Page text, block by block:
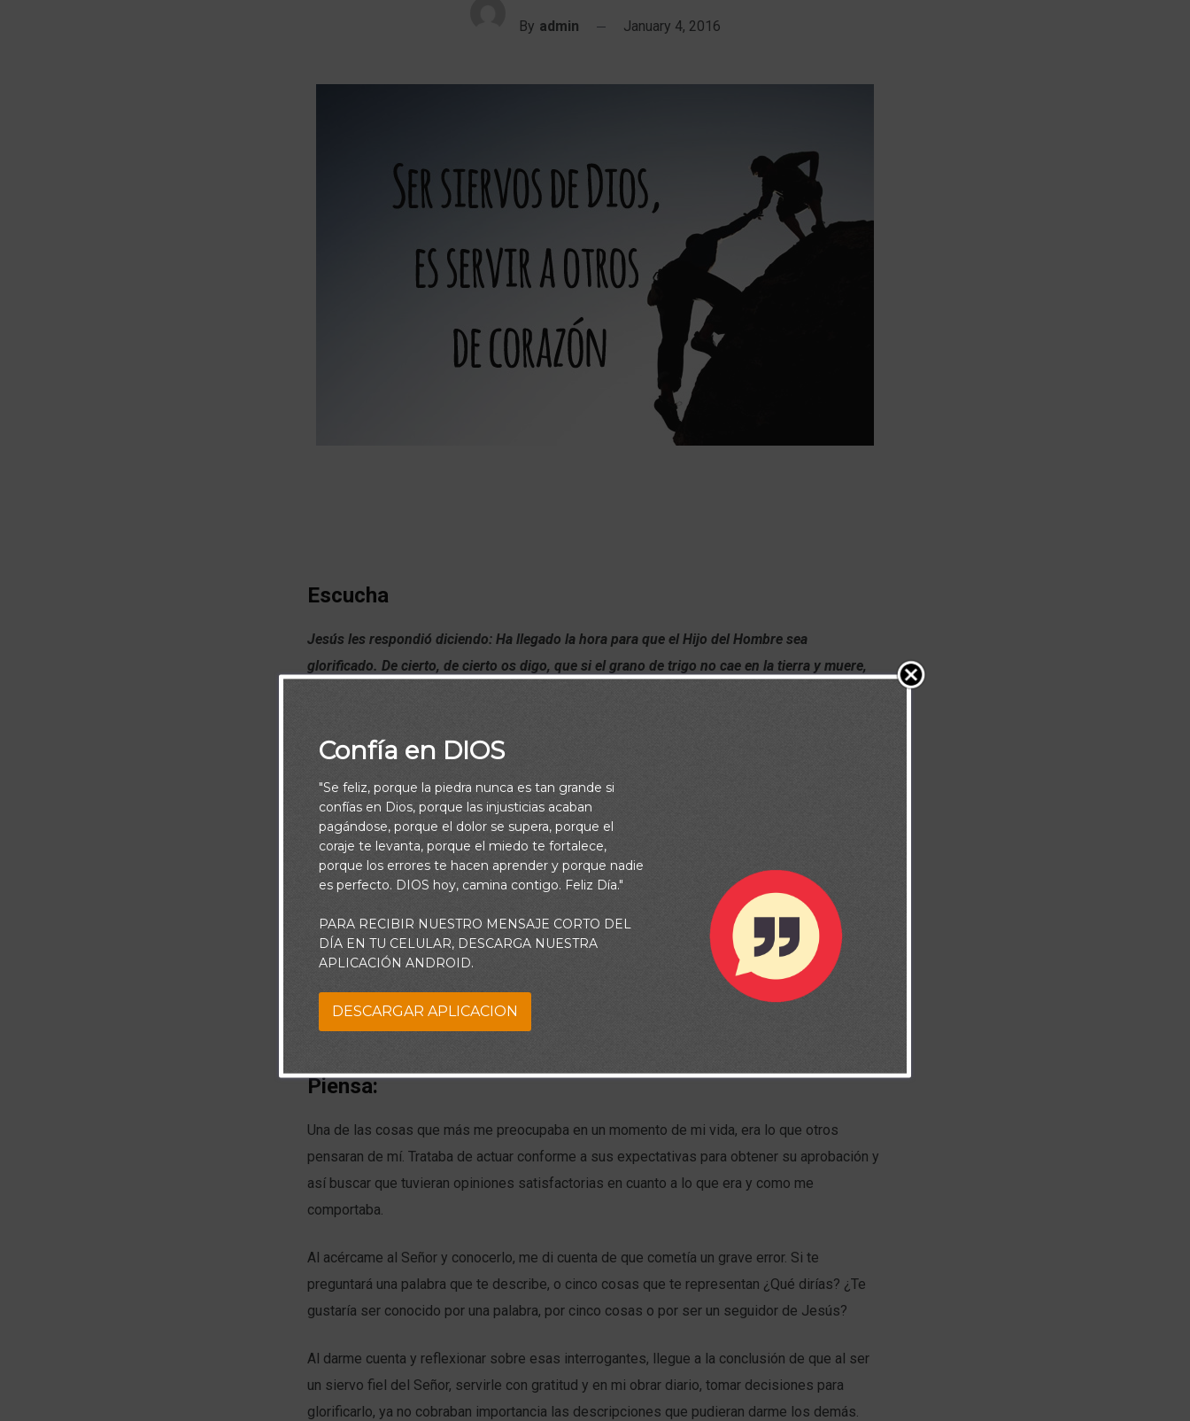
By admin January 4, 2016
Escucha
Jesús les respondió diciendo: Ha llegado la hora para que el Hijo del Hombre sea
glorificado. De cierto, de cierto os digo, que si el grano de trigo no cae en la tierra y muere,
donde yo estuviere, allí también estará mi servidor. Si alguno me sirviere, mi Padre le
Piensa:
Una de las cosas que más me preocupaba en un momento de mi vida, era lo que otros
pensaran de mí. Trataba de actuar conforme a sus expectativas para obtener su aprobación y
así buscar que tuvieran opiniones satisfactorias en cuanto a lo que era y como me
comportaba.
Al acércame al Señor y conocerlo, me di cuenta de que cometía un grave error. Si te
preguntará una palabra que te describe, o cinco cosas que te representan ¿Qué dirías? ¿Te
gustaría ser conocido por una palabra, por cinco cosas o por ser un seguidor de Jesús?
Al darme cuenta y reflexionar sobre esas interrogantes, llegue a la conclusión de que al ser
un siervo fiel del Señor, servirle con gratitud y en mi obrar diario, tomar decisiones para
glorificarlo, ya no cobraban importancia las descripciones que pudieran darme los demás.
Confía en DIOS
"Se feliz, porque la piedra nunca es tan grande si
confías en Dios, porque las injusticias acaban
pagándose, porque el dolor se supera, porque el
coraje te levanta, porque el miedo te fortalece,
porque los errores te hacen aprender y porque nadie
es perfecto. DIOS hoy, camina contigo. Feliz Día."
PARA RECIBIR NUESTRO MENSAJE CORTO DEL
DÍA EN TU CELULAR, DESCARGA NUESTRA
APLICACIÓN ANDROID.
DESCARGAR APLICACION